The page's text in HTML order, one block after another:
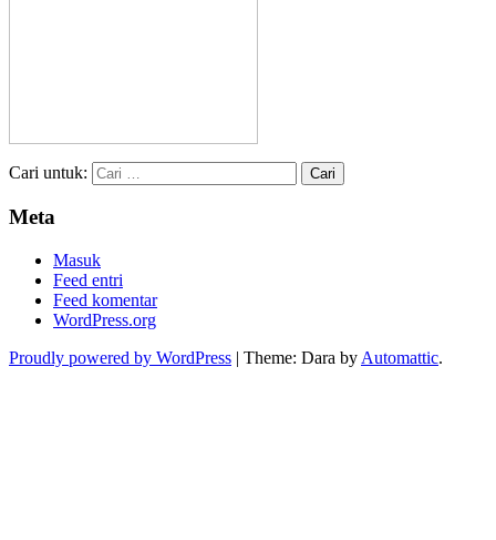
Cari untuk:
Meta
Masuk
Feed entri
Feed komentar
WordPress.org
Proudly powered by WordPress | Theme: Dara by Automattic.